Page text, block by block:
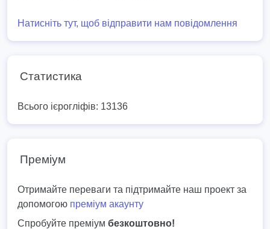
Натисніть тут, щоб відправити нам повідомлення
Статистика
Всього ієрогліфів: 13136
Преміум
Отримайте переваги та підтримайте наш проект за
допомогою преміум акаунту
Спробуйте преміум безкоштовно!